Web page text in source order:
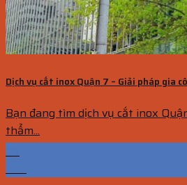
Dịch vụ cắt inox Quận 7 – Giải pháp gia
Bạn đang tìm dịch vụ cắt inox
thẩm...
08
Th6